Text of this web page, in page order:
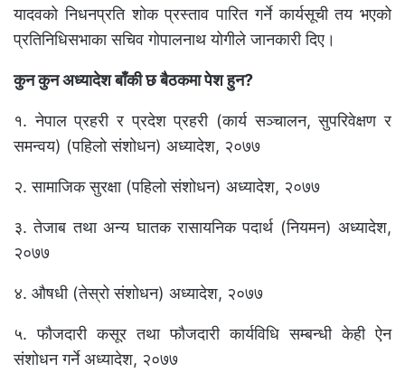
यादवको निधनप्रति शोक प्रस्ताव पारित गर्ने कार्यसूची तय भएको
प्रतिनिधिसभाका सचिव गोपालनाथ योगीले जानकारी दिए।
कुन कुन अध्यादेश बाँकी छ बैठकमा पेश हुन?
१. नेपाल प्रहरी र प्रदेश प्रहरी (कार्य सञ्चालन, सुपरिवेक्षण र
समन्वय) (पहिलो संशोधन) अध्यादेश, २०७७
२. सामाजिक सुरक्षा (पहिलो संशोधन) अध्यादेश, २०७७
३. तेजाब तथा अन्य घातक रासायनिक पदार्थ (नियमन) अध्यादेश,
२०७७
४. औषधी (तेस्रो संशोधन) अध्यादेश, २०७७
५. फौजदारी कसूर तथा फौजदारी कार्यविधि सम्बन्धी केही ऐन
संशोधन गर्ने अध्यादेश, २०७७